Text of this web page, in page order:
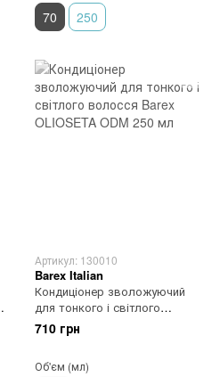
70 250
Артикул: 130010
Barex Italian
Кондиціонер зволожуючий
для тонкого і світлого
волосся Barex OLIOSETA
ODM 250 мл
710 грн
Об'єм (мл)